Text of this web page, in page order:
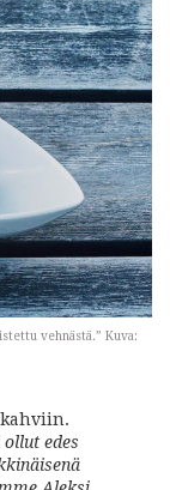
vehnästä.” Kuva:
edes